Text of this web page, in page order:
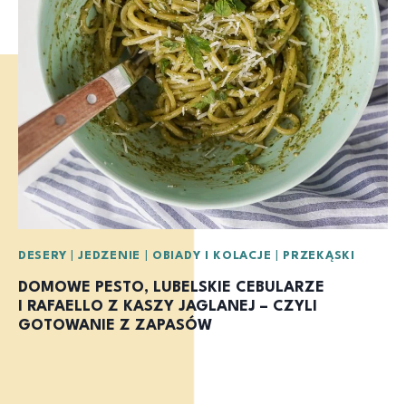
DESERY |JEDZENIE OBIADY I KOLACJE PRZEKĄSKI
DOMOWE PESTO, LUBELSKIE CEBULARZE
I RAFAELLO Z KASZY JAGLANEJ – CZYLI
GOTOWANIE Z ZAPASÓW